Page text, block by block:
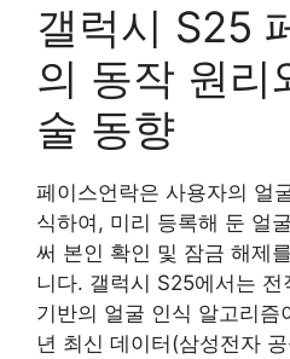
갤럭시 S25
의 동작 원리
술 동향
페이스언락은 사용자의 얼
식하여, 미리 등록해 둔 얼
써 본인 확인 및 잠금 해제
니다. 갤럭시 S25에서는
기반의 얼굴 인식 알고리
년 최신 데이터(삼성전자